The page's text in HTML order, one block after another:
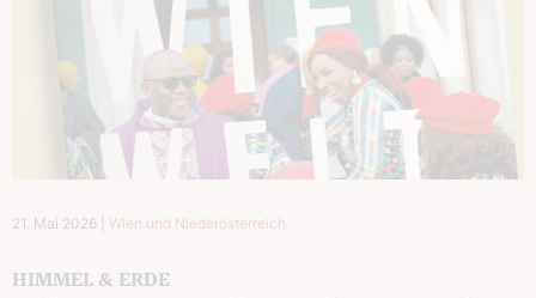
21. Mai 2026 Wien und Niederösterreich
HIMMEL & ERDE